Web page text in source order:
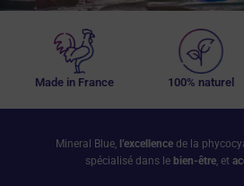
Made in France 100% naturel
Mineral Blue, l’excellencede la
spécialisé dans le bien-être, et